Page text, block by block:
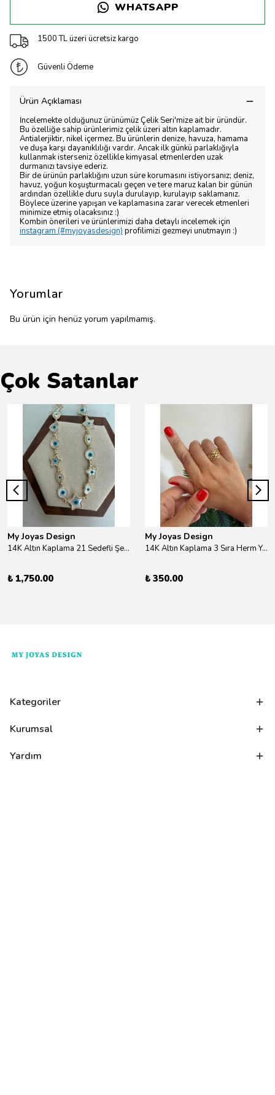
WHATSAPP
1500 TL üzeri ücretsiz kargo
Güvenli Ödeme
Ürün Açıklaması
İncelemekte olduğunuz ürünümüz Çelik Seri'mize ait bir üründür.
Bu özelliğe sahip ürünlerimiz çelik üzeri altın kaplamadır.
Antialerjiktir, nikel içermez. Bu ürünlerin denize, havuza, hamama
ve duşa karşı dayanıklılığı vardır. Ancak ilk günkü parlaklığıyla
kullanmak isterseniz özellikle kimyasal etmenlerden uzak
durmanızı tavsiye ederiz.
Bir de ürünün parlaklığını uzun süre korumasını istiyorsanız; deniz,
havuz, yoğun koşuşturmacalı geçen ve tere maruz kalan bir günün
ardından özellikle duru suyla durulayıp, kurulayıp saklamanız.
Böylece üzerine yapışan ve kaplamasına zarar verecek etmenleri
minimize etmiş olacaksınız :)
Kombin önerileri ve ürünlerimizi daha detaylı incelemek için
instagram (#myjoyasdesign) profilimizi gezmeyi unutmayın :)
Yorumlar
Bu ürün için henüz yorum yapılmamış.
Çok Satanlar
My Joyas Design
14K Altın Kaplama 21 Sedefli Şekiller Kolye 46cm
₺ 1,750.00
My Joyas Design
14K Altın Kaplama 3 Sıra Herm Yüzük Gold
₺ 350.00
Kategoriler
Kurumsal
Yardım